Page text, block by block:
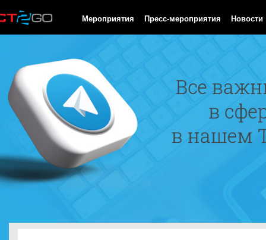
Мероприятия Пресс-мероприятия Новости